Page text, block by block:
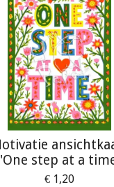
'One step at a
€ 1,20